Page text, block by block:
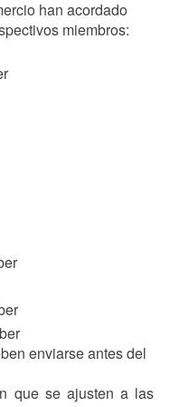
han acordado
miembros:
enviarse antes del
que se ajusten a las